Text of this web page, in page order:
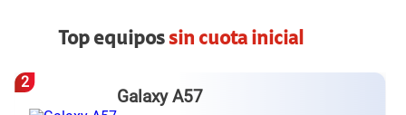
Top equipossin cuota inicial
2
Galaxy A57